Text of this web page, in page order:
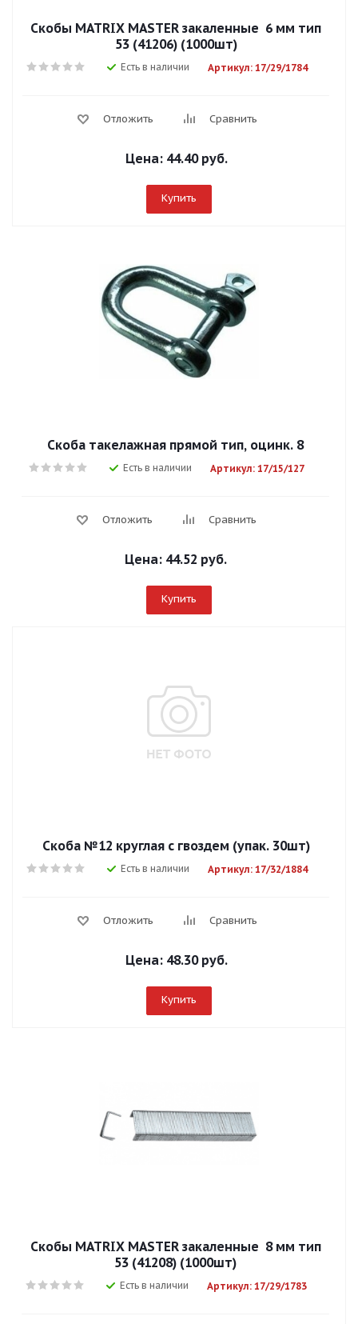
Скобы MATRIX MASTER закаленные 6 мм тип
53 (41206) (1000шт)
Есть в наличии Артикул: 17/29/1784
Отложить Сравнить
Цена: 44.40 руб.
Купить
Скоба такелажная прямой тип, оцинк. 8
Есть в наличии Артикул: 17/15/127
Отложить Сравнить
Цена: 44.52 руб.
Купить
Скоба №12 круглая с гвоздем (упак. 30шт)
Есть в наличии Артикул: 17/32/1884
Отложить Сравнить
Цена: 48.30 руб.
Купить
Скобы MATRIX MASTER закаленные 8 мм тип
53 (41208) (1000шт)
Есть в наличии Артикул: 17/29/1783